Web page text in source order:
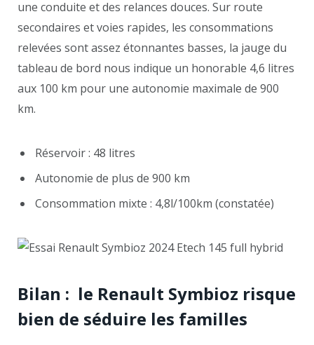
une conduite et des relances douces. Sur route
secondaires et voies rapides, les consommations
relevées sont assez étonnantes basses, la jauge du
tableau de bord nous indique un honorable 4,6 litres
aux 100 km pour une autonomie maximale de 900
km.
Réservoir : 48 litres
Autonomie de plus de 900 km
Consommation mixte : 4,8l/100km (constatée)
Bilan : le Renault Symbioz risque
bien de séduire les familles